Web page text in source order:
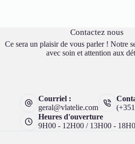
Contactez nous
Ce sera un plaisir de vous parler ! Notre
avec soin et attention aux
Courriel :
geral@vlatelie.com
Heures d'ouverture
9H00 - 12H00 / 13H00 -